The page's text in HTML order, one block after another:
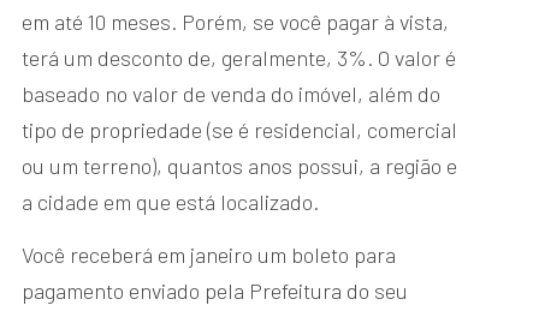
em até 10 meses. Porém, se você pagar à vista,
terá um desconto de, geralmente, 3%. O valor é
baseado no valor de venda do imóvel, além do
tipo de propriedade (se é residencial, comercial
ou um terreno), quantos anos possui, a região e
a cidade em que está localizado.
Você receberá em janeiro um boleto para
pagamento enviado pela Prefeitura do seu